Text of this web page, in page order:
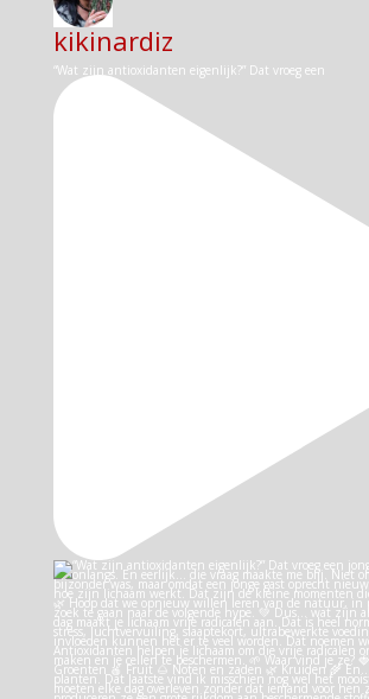
kikinardiz
“Wat zijn antioxidanten eigenlijk?” Dat vroeg een